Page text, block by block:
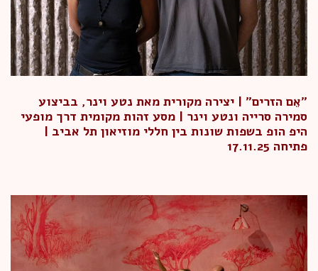
"אֵם הזרים" | יצירה מקורית מאת נטע וינר, בביצוע
סמירה סרייה ונטע וינר | מסע זהות מקומית דרך מופעי
היפ הופ בשפות שונות בין חללי מוזיאון תל אביב |
פתיחה 17.11.25